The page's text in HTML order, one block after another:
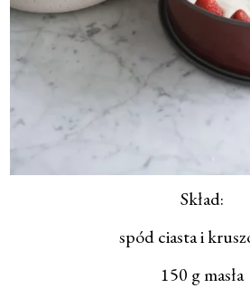
Skład:
spód ciasta i
150 g masła